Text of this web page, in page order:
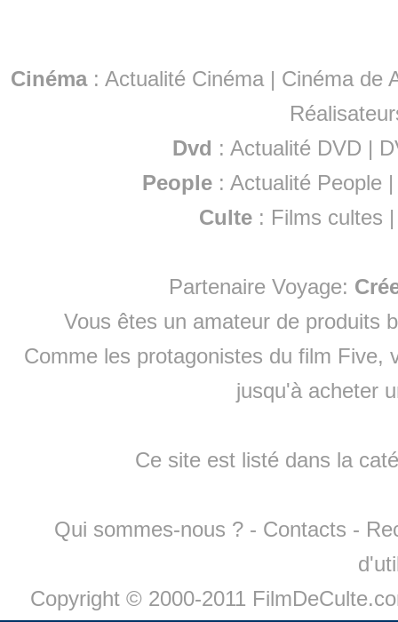
Cinéma: Actualité Cinéma | Cinéma de
Dvd : Actualité DVD |
People :Actualité People
Culte : Films cultes
Partenaire Voyage:
Vous êtes un amateur de produits
Comme les protagonistes du film Five,
jusqu'à acheter
Ce site est listé dans la
Qui sommes-nous ? - Contacts -
Copyright © 2000-2011